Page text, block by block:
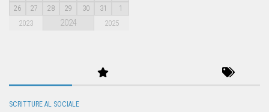
26
27 28 29 30 31 1
2023 2024 2025
SCRITTURE AL SOCIALE